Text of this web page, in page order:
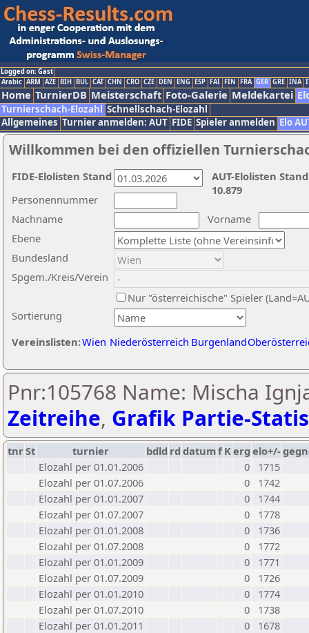
Logged on: Gast
Arabic ARM AZE BIH BUL CAT CHN CRO CZE DEN ENG ESP FAI FIN FRA GER GRE INA
Home TurnierDB Meisterschaft Foto-Galerie Meldekartei
Turnierschach-Elozahl Schnellschach-Elozahl
Allgemeines Turnier anmelden: AUT FIDE Spieler anmelden Elo
Willkommen bei den offiziellen
Nachname
Vorname
Ebene
Sortierung
Personennummer
Bundesland
Spgem./Kreis/Verein
Nur "österreichische" Spieler
Vereinslisten:Wien Niederösterreich Burgenland
AUT-Elolisten
10.879
FIDE-Elolisten Stand
Pnr:105768 Name: Mischa
Zeitreihe, Grafik Partie-
tnrSt turnier bdld rd datumf Kerg elo+/-
Elozahl per 01.01.2006
0
1715
Elozahl per 01.07.2006
0
1742
Elozahl per 01.01.2007
0
1744
Elozahl per 01.07.2007
0
1778
Elozahl per 01.01.2008
0
1736
Elozahl per 01.07.2008
0
1772
Elozahl per 01.01.2009
0
1771
Elozahl per 01.07.2009
0
1726
Elozahl per 01.01.2010
0
1774
Elozahl per 01.07.2010
0
1738
Elozahl per 01.01.2011
0
1678